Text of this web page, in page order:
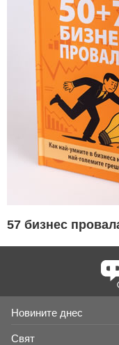
57 бизнес
Новините днес
Свят